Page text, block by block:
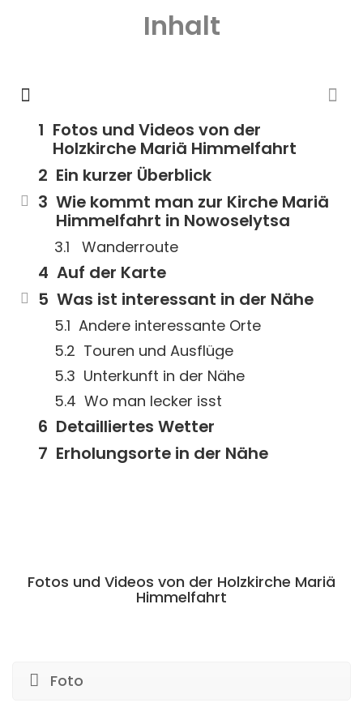
Inhalt
Fotos und Videos von der
Holzkirche Mariä Himmelfahrt
Ein kurzer Überblick
Wie kommt man zur Kirche Mariä
Himmelfahrt in Nowoselytsa
Wanderroute
Auf der Karte
Was ist interessant in der Nähe
Andere interessante Orte
Touren und Ausflüge
Unterkunft in der Nähe
Wo man lecker isst
Detailliertes Wetter
Erholungsorte in der Nähe
Fotos und Videos von der Holzkirche Mariä
Himmelfahrt
Foto